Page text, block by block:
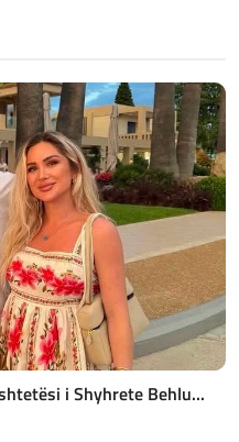
i Shyhrete Behlu...